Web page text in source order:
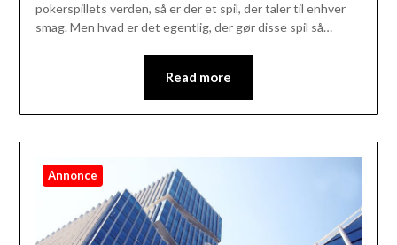
pokerspillets verden, så er der et spil, der taler til enhver
smag. Men hvad er det egentlig, der gør disse spil så…
Read more
Annonce